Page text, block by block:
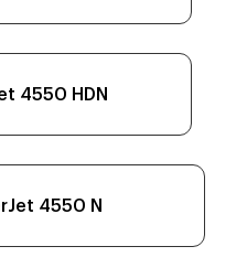
4550 HDN
4550 N